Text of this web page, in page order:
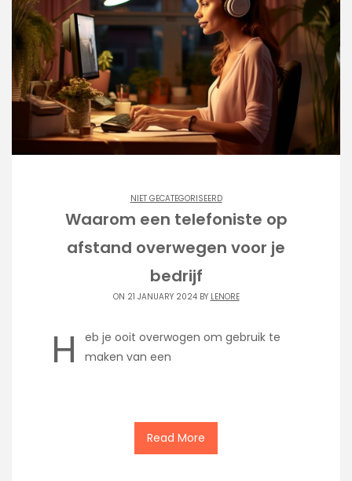
NIET GECATEGORISEERD
Waarom een telefoniste op
afstand overwegen voor je
bedrijf
ON 21 JANUARY 2024 BY LENORE
H
eb je ooit overwogen om gebruik te
maken van een
Read More